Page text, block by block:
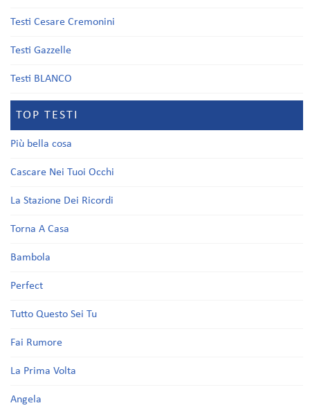
Testi Cesare Cremonini
Testi Gazzelle
Testi BLANCO
TOP TESTI
Più bella cosa
Cascare Nei Tuoi Occhi
La Stazione Dei Ricordi
Torna A Casa
Bambola
Perfect
Tutto Questo Sei Tu
Fai Rumore
La Prima Volta
Angela